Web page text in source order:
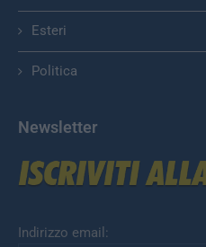
Esteri
Politica
Newsletter
Indirizzo email: